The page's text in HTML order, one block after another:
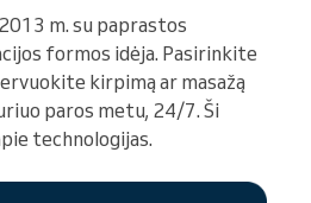
m. su paprastos
formos idėja. Pasirinkite
kirpimą ar masažą
paros metu, 24/7. Ši
technologijas.